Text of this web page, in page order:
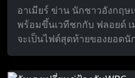
อาเมียร์ ข่าน นักชาวอังกฤ
พร้อมขึ้นเวทีชกกับ ฟลอยด์ เ
จะเป็นไฟต์สุดท้ายของยอดนั